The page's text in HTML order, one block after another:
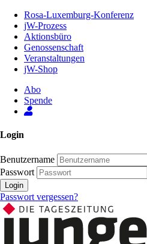
Inhalt
Seite
Rosa-Luxemburg-Konferenz
jW-Prozess
Aktionsbüro
Genossenschaft
Veranstaltungen
jW-Shop
Abo
Spende
Login
Benutzername
Passwort
Login
Passwort vergessen?